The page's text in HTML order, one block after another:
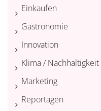
Einkaufen
Gastronomie
Innovation
Klima / Nachhaltigkeit
Marketing
Reportagen